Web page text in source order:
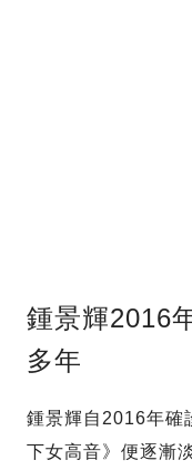
鍾景輝2016
多年
鍾景輝自2016年確
下女高音》便逐漸